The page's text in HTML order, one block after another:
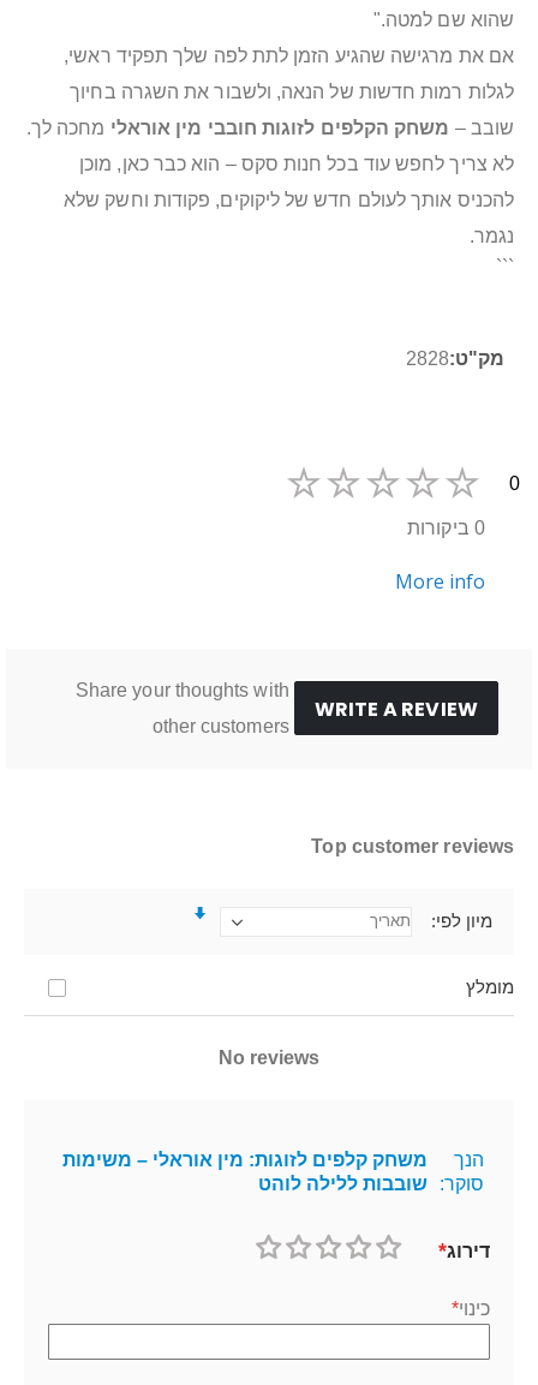
שהוא שם למטה."
אם את מרגישה שהגיע הזמן לתת לפה שלך תפקיד ראשי,
לגלות רמות חדשות של הנאה, ולשבור את השגרה בחיוך
שובב – משחק הקלפים לזוגות חובבי מין אוראלי מחכה לך.
לא צריך לחפש עוד בכל חנות סקס – הוא כבר כאן, מוכן
להכניס אותך לעולם חדש של ליקוקים, פקודות וחשק שלא
נגמר.
```
מידע
2828
0
0 ביקורות
More info
WRITE A REVIEW
Share your thoughts with
other customers
Top customer reviews
מומלץ
מיון לפי
No reviews
הנך
סוקר:
משחק קלפים לזוגות: מין אוראלי – משימות
שובבות ללילה לוהט
דירוג
כינוי